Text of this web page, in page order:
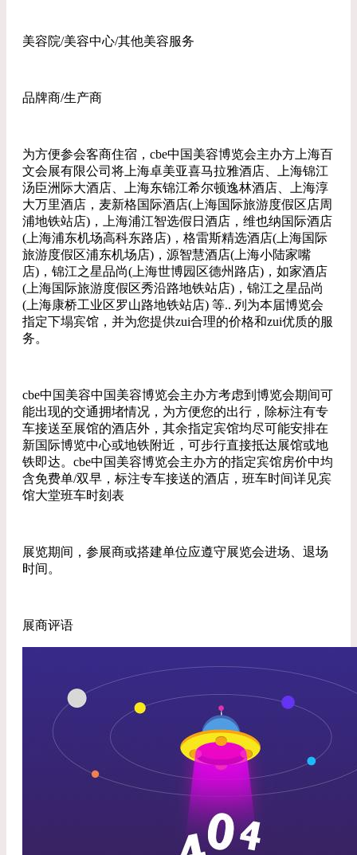
美容院/美容中心/其他美容服务
品牌商/生产商
为方便参会客商住宿，cbe中国美容博览会主办方上海百
文会展有限公司将上海卓美亚喜马拉雅酒店、上海锦江
汤臣洲际大酒店、上海东锦江希尔顿逸林酒店、上海淳
大万里酒店，麦新格国际酒店(上海国际旅游度假区店周
浦地铁站店)，上海浦江智选假日酒店，维也纳国际酒店
(上海浦东机场高科东路店)，格雷斯精选酒店(上海国际
旅游度假区浦东机场店)，源智慧酒店(上海小陆家嘴
店)，锦江之星品尚(上海世博园区德州路店)，如家酒店
(上海国际旅游度假区秀沿路地铁站店)，锦江之星品尚
(上海康桥工业区罗山路地铁站店) 等.. 列为本届博览会
指定下塌宾馆，并为您提供zui合理的价格和zui优质的服
务。
cbe中国美容中国美容博览会主办方考虑到博览会期间可
能出现的交通拥堵情况，为方便您的出行，除标注有专
车接送至展馆的酒店外，其余指定宾馆均尽可能安排在
新国际博览中心或地铁附近，可步行直接抵达展馆或地
铁即达。cbe中国美容博览会主办方的指定宾馆房价中均
含免费单/双早，标注专车接送的酒店，班车时间详见宾
馆大堂班车时刻表
展览期间，参展商或搭建单位应遵守展览会进场、退场
时间。
展商评语